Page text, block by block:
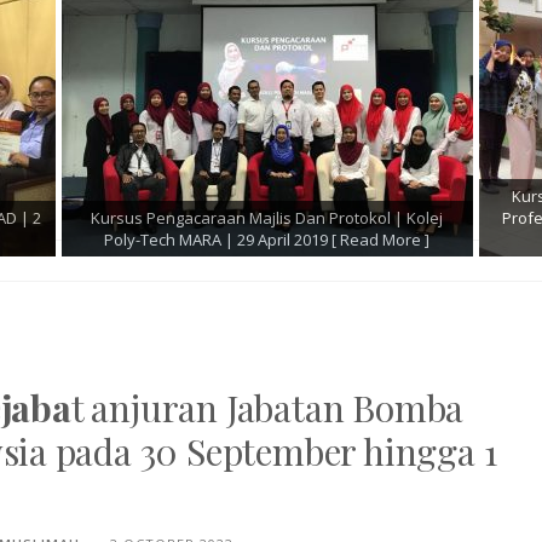
|
Dan
Kursus Perkhidmatan Pelanggan dan Komunikasi
Cemerlang l Jabatan Imigresen Negeri Sembilan l 24
April 2019[ Read More ]
t anjuran Jabatan Bomba
pada 30 September hingga 1